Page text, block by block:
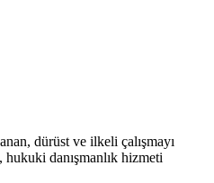
dürüst ve ilkeli çalışmayı
danışmanlık hizmeti